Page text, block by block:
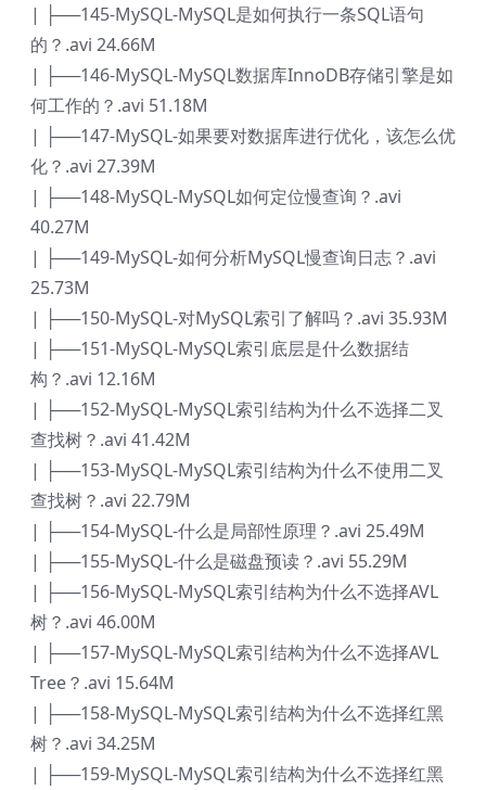
| ├──145-MySQL-MySQL是如何执行一条SQL语句
的？.avi 24.66M
| ├──146-MySQL-MySQL数据库InnoDB存储引擎是如
何工作的？.avi 51.18M
| ├──147-MySQL-如果要对数据库进行优化，该怎么优
化？.avi 27.39M
| ├──148-MySQL-MySQL如何定位慢查询？.avi
40.27M
| ├──149-MySQL-如何分析MySQL慢查询日志？.avi
25.73M
| ├──150-MySQL-对MySQL索引了解吗？.avi 35.93M
| ├──151-MySQL-MySQL索引底层是什么数据结
构？.avi 12.16M
| ├──152-MySQL-MySQL索引结构为什么不选择二叉
查找树？.avi 41.42M
| ├──153-MySQL-MySQL索引结构为什么不使用二叉
查找树？.avi 22.79M
| ├──154-MySQL-什么是局部性原理？.avi 25.49M
| ├──155-MySQL-什么是磁盘预读？.avi 55.29M
| ├──156-MySQL-MySQL索引结构为什么不选择AVL
树？.avi 46.00M
| ├──157-MySQL-MySQL索引结构为什么不选择AVL
Tree？.avi 15.64M
| ├──158-MySQL-MySQL索引结构为什么不选择红黑
树？.avi 34.25M
| ├──159-MySQL-MySQL索引结构为什么不选择红黑